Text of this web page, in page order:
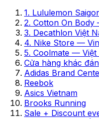
1. Lululemon
2. Cotton On
3. Decathlon Việt
4. Nike Store —
5. Coolmate — Việt
Cửa hàng khác
Adidas Brand
Reebok
Asics Vietnam
Brooks Running
Sale + Discount